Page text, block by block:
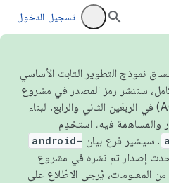
تسجيل الدخول
ولضمان اتّساق نموذج التطوير الثابت الأساسي
سننشر رمز المصدر في مشروع
Android مفتوح المصدر (AOSP) في الربعَين الثاني والرابع. لبناء
. سيشير فرع بيان android-
أحدث إصدار تم نشره في مشروع